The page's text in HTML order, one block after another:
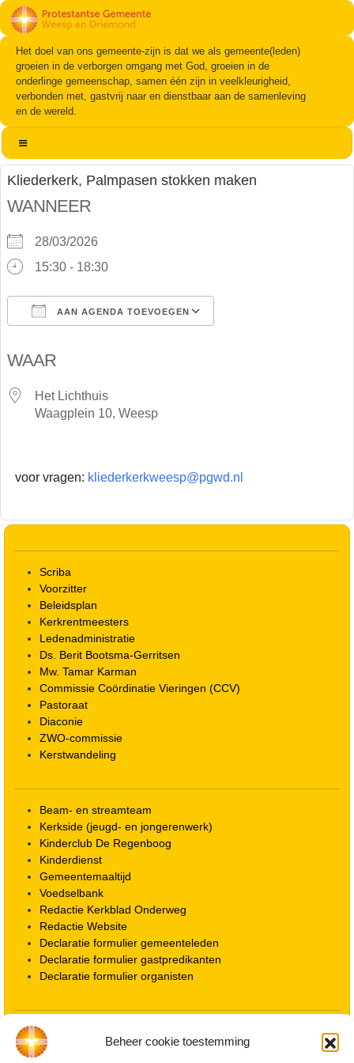
Beheer cookie toestemming
Het doel van ons gemeente-zijn is dat we als gemeente(leden)
groeien in de verborgen omgang met God, groeien in de
onderlinge gemeenschap, samen één zijn in veelkleurigheid,
verbonden met, gastvrij naar en dienstbaar aan de samenleving
en de wereld.
Kliederkerk, Palmpasen stokken maken
WANNEER
28/03/2026
15:30 - 18:30
AAN AGENDA TOEVOEGEN
WAAR
Het Lichthuis
Waagplein 10, Weesp
voor vragen: kliederkerkweesp@pgwd.nl
Scriba
Voorzitter
Beleidsplan
Kerkrentmeesters
Ledenadministratie
Ds. Berit Bootsma-Gerritsen
Mw. Tamar Karman
Commissie Coördinatie Vieringen (CCV)
Pastoraat
Diaconie
ZWO-commissie
Kerstwandeling
Beam- en streamteam
Kerkside (jeugd- en jongerenwerk)
Kinderclub De Regenboog
Kinderdienst
Gemeentemaaltijd
Voedselbank
Redactie Kerkblad Onderweg
Redactie Website
Declaratie formulier gemeenteleden
Declaratie formulier gastpredikanten
Declaratie formulier organisten
Locatie kerk
ANBI informatie PGWD